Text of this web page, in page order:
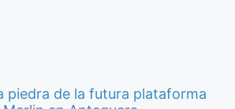
piedra de la futura plataforma